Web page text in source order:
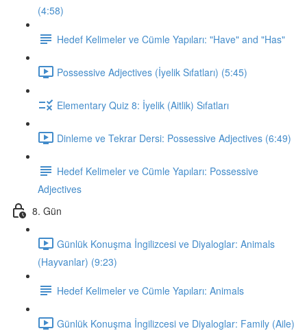
(4:58)
Hedef Kelimeler ve Cümle Yapıları: "Have" and "Has"
Possessive Adjectives (İyelik Sıfatları) (5:45)
Elementary Quiz 8: İyelik (Aitlik) Sıfatları
Dinleme ve Tekrar Dersi: Possessive Adjectives (6:49)
Hedef Kelimeler ve Cümle Yapıları: Possessive
Adjectives
8. Gün
Günlük Konuşma İngilizcesi ve Diyaloglar: Animals
(Hayvanlar) (9:23)
Hedef Kelimeler ve Cümle Yapıları: Animals
Günlük Konuşma İngilizcesi ve Diyaloglar: Family (Aile)